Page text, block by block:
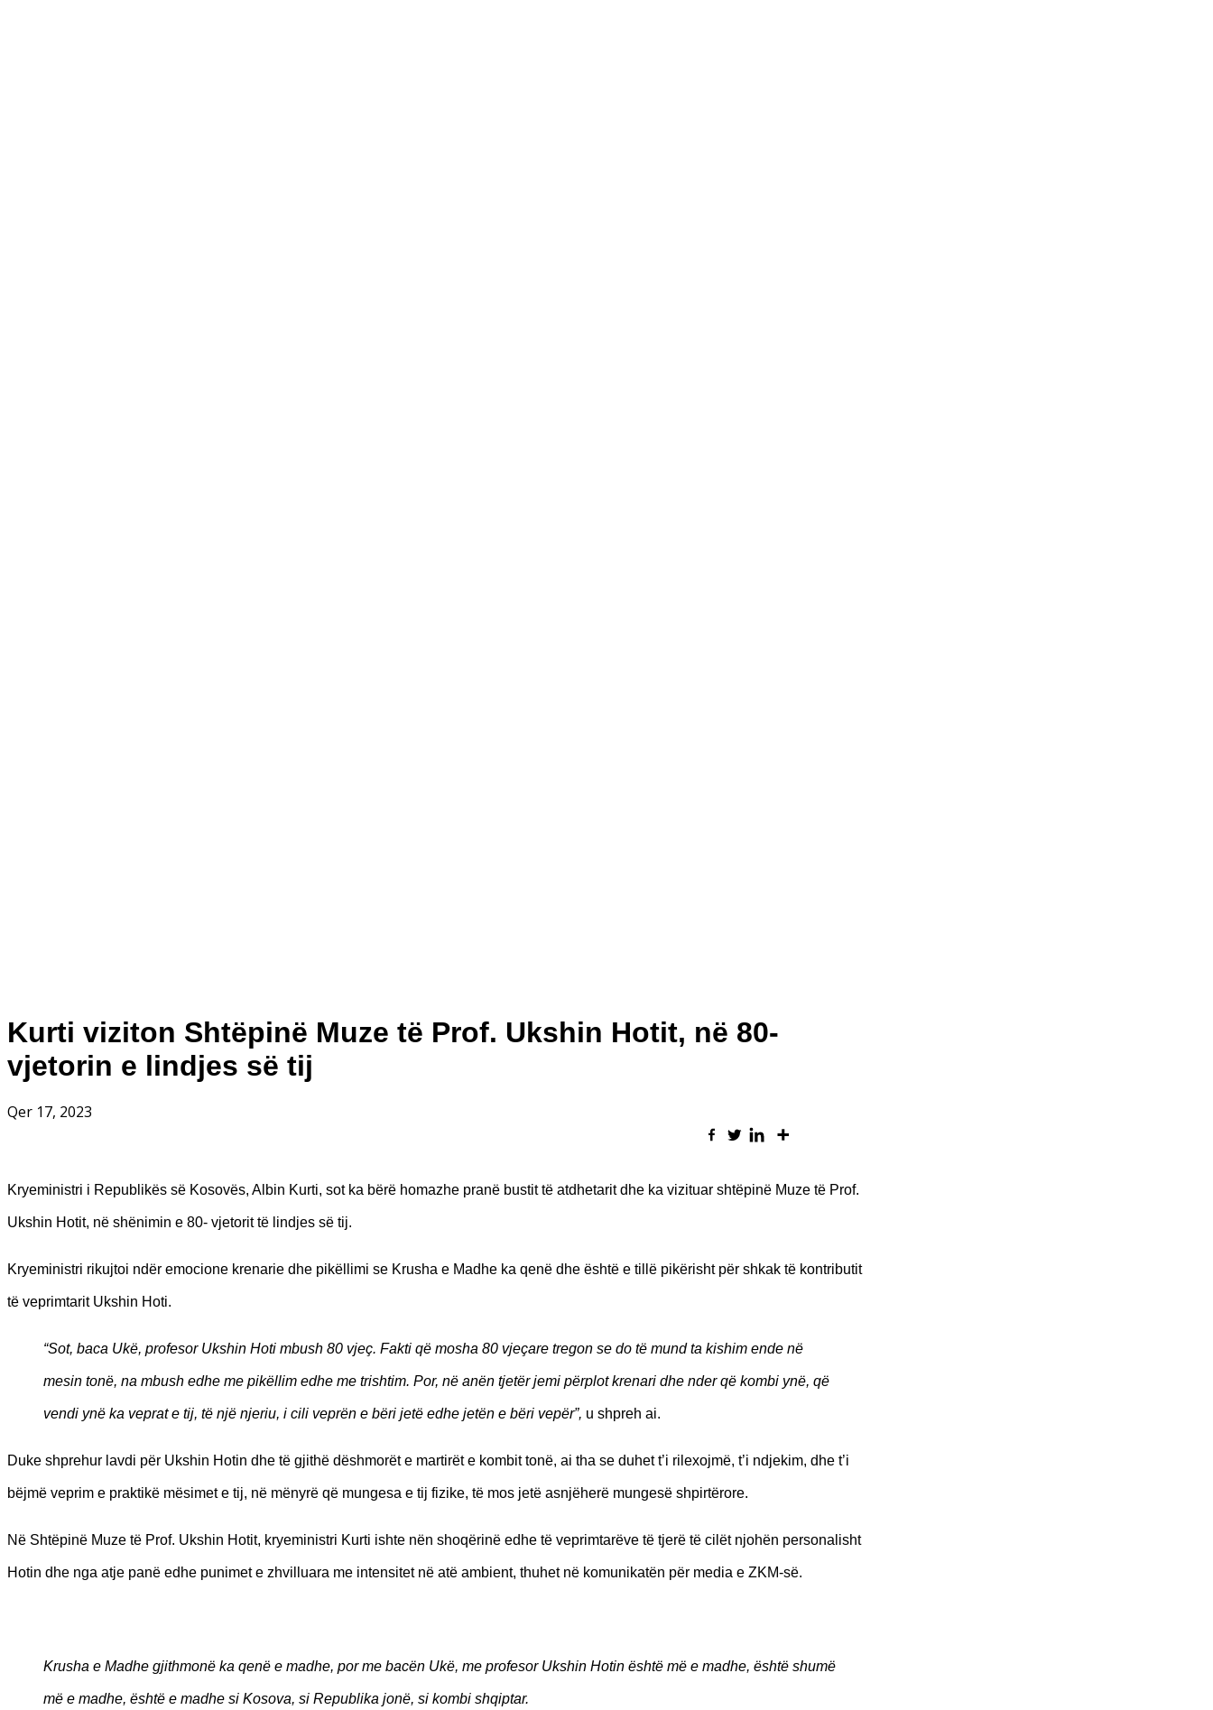
Kurti viziton Shtëpinë Muze të Prof. Ukshin Hotit, në 80-
vjetorin e lindjes së tij
Qer 17, 2023
Kryeministri i Republikës së Kosovës, Albin Kurti, sot ka bërë homazhe pranë bustit të atdhetarit dhe ka vizituar shtëpinë Muze të Prof.
Ukshin Hotit, në shënimin e 80- vjetorit të lindjes së tij.
Kryeministri rikujtoi ndër emocione krenarie dhe pikëllimi se Krusha e Madhe ka qenë dhe është e tillë pikërisht për shkak të kontributit
të veprimtarit Ukshin Hoti.
“Sot, baca Ukë, profesor Ukshin Hoti mbush 80 vjeç. Fakti që mosha 80 vjeçare tregon se do të mund ta kishim ende në
mesin tonë, na mbush edhe me pikëllim edhe me trishtim. Por, në anën tjetër jemi përplot krenari dhe nder që kombi ynë, që
vendi ynë ka veprat e tij, të një njeriu, i cili veprën e bëri jetë edhe jetën e bëri vepër”, u shpreh ai.
Duke shprehur lavdi për Ukshin Hotin dhe të gjithë dëshmorët e martirët e kombit tonë, ai tha se duhet t’i rilexojmë, t’i ndjekim, dhe t’i
bëjmë veprim e praktikë mësimet e tij, në mënyrë që mungesa e tij fizike, të mos jetë asnjëherë mungesë shpirtërore.
Në Shtëpinë Muze të Prof. Ukshin Hotit, kryeministri Kurti ishte nën shoqërinë edhe të veprimtarëve të tjerë të cilët njohën personalisht
Hotin dhe nga atje panë edhe punimet e zhvilluara me intensitet në atë ambient, thuhet në komunikatën për media e ZKM-së.
Krusha e Madhe gjithmonë ka qenë e madhe, por me bacën Ukë, me profesor Ukshin Hotin është më e madhe, është shumë
më e madhe, është e madhe si Kosova, si Republika jonë, si kombi shqiptar.